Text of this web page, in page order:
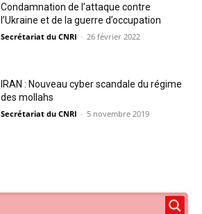
Condamnation de l’attaque contre
l’Ukraine et de la guerre d’occupation
Secrétariat du CNRI - 26 février 2022
IRAN : Nouveau cyber scandale du régime
des mollahs
Secrétariat du CNRI - 5 novembre 2019